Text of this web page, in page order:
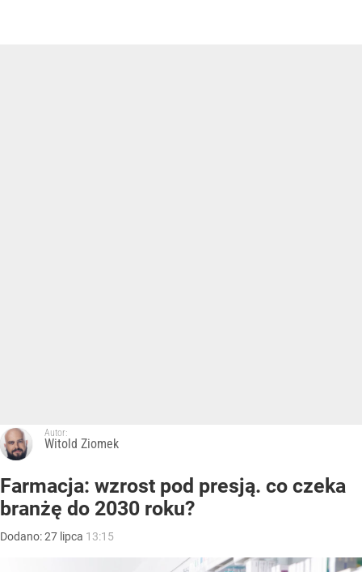
Autor:
Witold Ziomek
Farmacja: wzrost pod presją. co czeka
branżę do 2030 roku?
Dodano:27 lipca 13:15